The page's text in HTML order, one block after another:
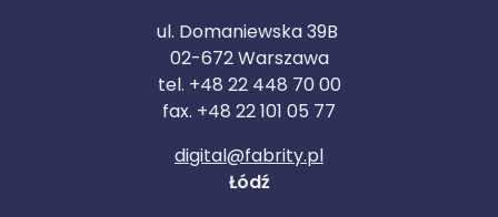
ul. Domaniewska 39B
02-672 Warszawa
tel. +48 22 448 70 00
fax. +48 22 101 05 77
digital@fabrity.pl
Łódź